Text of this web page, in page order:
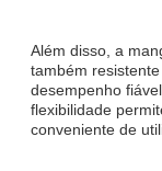
Além disso, a
também
desempenho
flexibilidade
conveniente de